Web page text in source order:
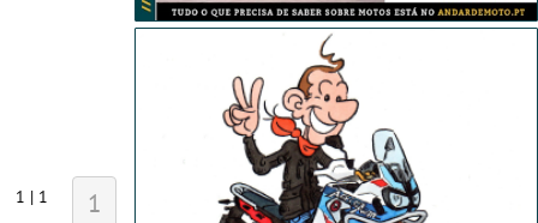
1 | 1 1